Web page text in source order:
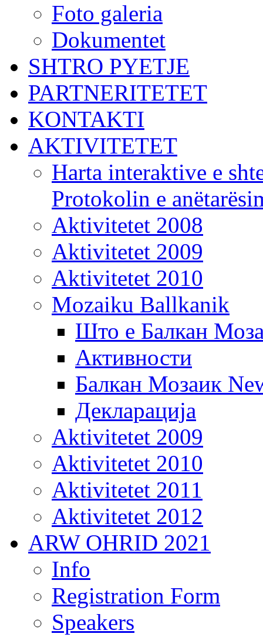
Foto galeria
Dokumentet
SHTRO PYETJE
PARTNERITETET
KONTAKTI
AKTIVITETET
Harta interaktive e
Protokolin e
Aktivitetet 2008
Aktivitetet 2009
Aktivitetet 2010
Mozaiku Ballkanik
Што е Балкан
Активности
Балкан Мозаик
Декларација
Aktivitetet 2009
Aktivitetet 2010
Aktivitetet 2011
Aktivitetet 2012
ARW OHRID 2021
Info
Registration Form
Speakers